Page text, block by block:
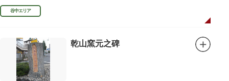
山彦三郎や林子平と共に「寛政三奇人」の一人にあげられています。
谷中エリア
乾山窯元之碑